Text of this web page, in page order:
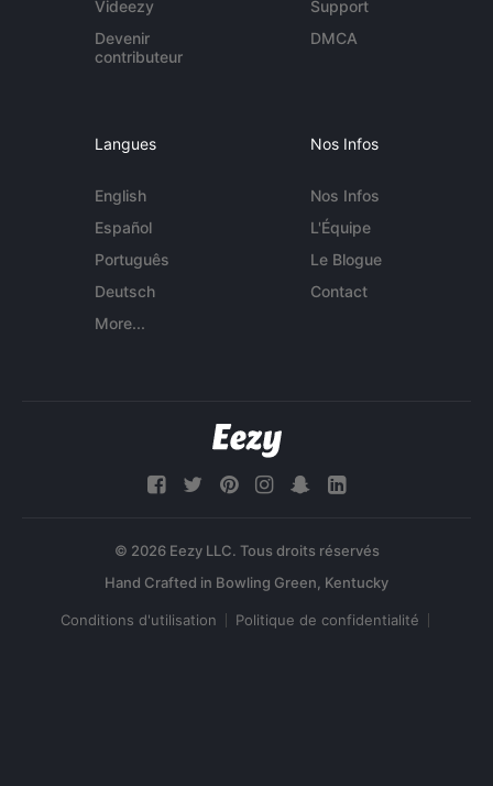
Videezy
Devenir
contributeur
Support
DMCA
Langues
English
Español
Português
Deutsch
More...
Nos Infos
Nos Infos
L'Équipe
Le Blogue
Contact
© 2026 Eezy LLC. Tous droits réservés
Conditions d'utilisation Politique de confidentialité